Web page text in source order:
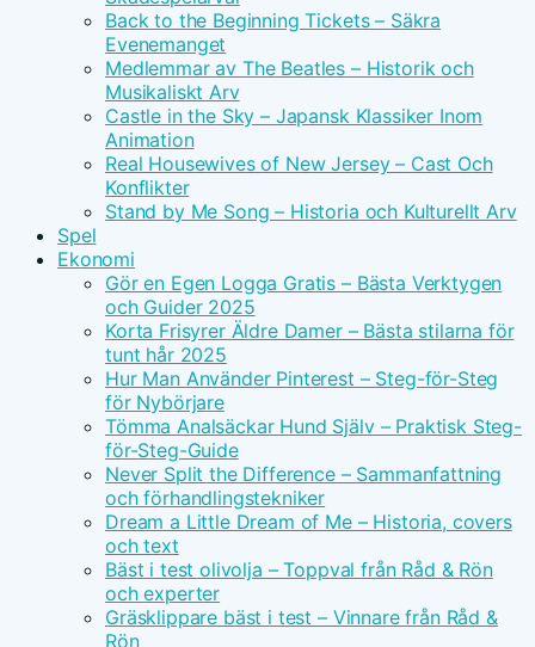
Back to the Beginning Tickets – Säkra
Evenemanget
Medlemmar av The Beatles – Historik och
Musikaliskt Arv
Castle in the Sky – Japansk Klassiker Inom
Animation
Real Housewives of New Jersey – Cast Och
Konflikter
Stand by Me Song – Historia och Kulturellt Arv
Spel
Ekonomi
Gör en Egen Logga Gratis – Bästa Verktygen
och Guider 2025
Korta Frisyrer Äldre Damer – Bästa stilarna för
tunt hår 2025
Hur Man Använder Pinterest – Steg-för-Steg
för Nybörjare
Tömma Analsäckar Hund Själv – Praktisk Steg-
för-Steg-Guide
Never Split the Difference – Sammanfattning
och förhandlingstekniker
Dream a Little Dream of Me – Historia, covers
och text
Bäst i test olivolja – Toppval från Råd & Rön
och experter
Gräsklippare bäst i test – Vinnare från Råd &
Rön